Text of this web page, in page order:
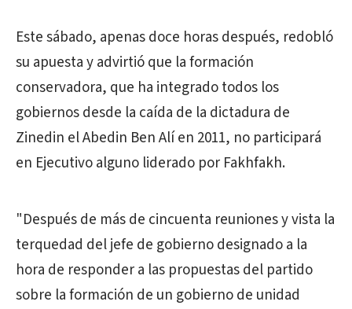
Este sábado, apenas doce horas después, redobló
su apuesta y advirtió que la formación
conservadora, que ha integrado todos los
gobiernos desde la caída de la dictadura de
Zinedin el Abedin Ben Alí en 2011, no participará
en Ejecutivo alguno liderado por Fakhfakh.
"Después de más de cincuenta reuniones y vista la
terquedad del jefe de gobierno designado a la
hora de responder a las propuestas del partido
sobre la formación de un gobierno de unidad